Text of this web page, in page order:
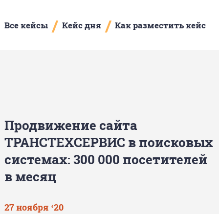
Все кейсы / Кейс дня / Как разместить кейс
Продвижение сайта
ТРАНСТЕХСЕРВИС в поисковых
системах: 300 000 посетителей
в месяц
27 ноября ‘20